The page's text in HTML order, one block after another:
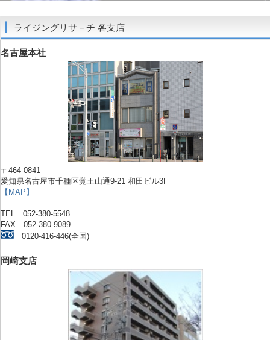
ライジングリサ－チ 各支店
名古屋本社
〒464-0841
愛知県名古屋市千種区覚王山通9-21 和田ビル3F
【MAP】
TEL 052-380-5548
FAX 052-380-9089
0120-416-446(全国)
岡崎支店